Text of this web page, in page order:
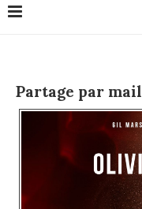
Partage par mail